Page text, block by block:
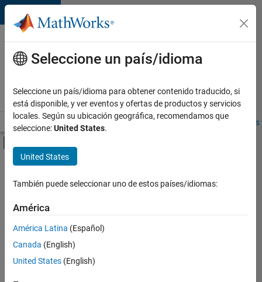
Saltar al contenido
Ofertas
de
empleo
MathWorks
Visión general Búsqueda de empleo Oficinas locales
Contenido principal
FILTRADO POR
Technical Writing
Education Marketing
Ordenar por
Seleccione un país/idioma
Seleccione un país/idioma para obtener contenido traducido, si
está disponible, y ver eventos y ofertas de productos y servicios
locales. Según su ubicación geográfica, recomendamos que
seleccione:United States.
United States
También puede seleccionar uno de estos países/idiomas:
América
América Latina (Español)
Canada (English)
United States (English)